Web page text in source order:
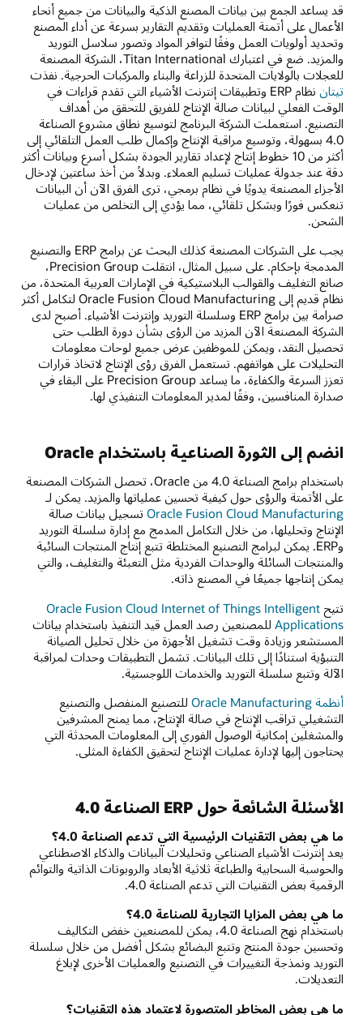
قد يساعد الجمع بين بيانات المصنع الذكية والبيانات من جميع أنحاء
الأعمال على أتمتة العمليات وتقديم التقارير بسرعة عن أداء المصنع
وتحديد أولويات العمل وفقًا لتوافر المواد وتصور سلاسل التوريد
والمزيد. ضع في اعتبارك Titan International، الشركة المصنعة
للعجلات بالولايات المتحدة للزراعة والبناء والمركبات الحرجية. نفذت
تيتان
نظام ERP وتطبيقات إنترنت الأشياء التي تقدم قراءات في
الوقت الفعلي لبيانات صالة الإنتاج للفريق للتحقق من أهداف
التصنيع. استعملت الشركة البرنامج لتوسيع نطاق مشروع الصناعة
4.0 بسهولة، وتوسيع مراقبة الإنتاج وإكمال طلب العمل التلقائي إلى
أكثر من 10 خطوط إنتاج لإعداد تقارير الجودة بشكل أسرع وبيانات أكثر
دقة عند جدولة عمليات تسليم العملاء. وبدلاً من أخذ ساعتين لإدخال
الأجزاء المصنعة يدويًا في نظام برمجي، ترى الفرق الآن أن البيانات
تنعكس فورًا وبشكل تلقائي، مما يؤدي إلى التخلص من عمليات
الشحن.
يجب على الشركات المصنعة كذلك البحث عن برامج ERP والتصنيع
المدمجة بإحكام. على سبيل المثال، انتقلت Precision Group،
صانع التغليف والقوالب البلاستيكية في الإمارات العربية المتحدة، من
نظام قديم إلى Oracle Fusion Cloud Manufacturing لتكامل أكثر
صرامة بين برامج ERP وسلسلة التوريد وإنترنت الأشياء. أصبح لدى
الشركة المصنعة الآن المزيد من الرؤى بشأن دورة الطلب حتى
تحصيل النقد، ويمكن للموظفين عرض جميع لوحات معلومات
التحليلات على هواتفهم. تستعمل الفرق رؤى الإنتاج لاتخاذ قرارات
تعزز السرعة والكفاءة، ما يساعد Precision Group على البقاء في
صدارة المنافسين، وفقًا لمدير المعلومات التنفيذي لها.
انضم إلى الثورة الصناعية باستخدام Oracle
باستخدام برامج الصناعة 4.0 من Oracle، تحصل الشركات المصنعة
على الأتمتة والرؤى حول كيفية تحسين عملياتها والمزيد. يمكن لـ
Oracle Fusion Cloud Manufacturing تسجيل بيانات صالة
الإنتاج وتحليلها، من خلال التكامل المدمج مع إدارة سلسلة التوريد
وERP. يمكن لبرامج التصنيع المختلطة تتبع إنتاج المنتجات السائبة
والمنتجات السائلة والوحدات الفردية مثل التعبئة والتغليف، والتي
يمكن إنتاجها جميعًا في المصنع ذاته.
تتيح Oracle Fusion Cloud Internet of Things Intelligent
Applications للمصنعين رصد العمل قيد التنفيذ باستخدام بيانات
المستشعر وزيادة وقت تشغيل الأجهزة من خلال تحليل الصيانة
التنبؤية استنادًا إلى تلك البيانات. تشمل التطبيقات وحدات لمراقبة
الآلة وتتبع سلسلة التوريد والخدمات اللوجستية.
أنظمة Oracle Manufacturing
للتصنيع المنفصل والتصنيع
التشغيلي تراقب الإنتاج في صالة الإنتاج، مما يمنح المشرفين
والمشغلين إمكانية الوصول الفوري إلى المعلومات المحدثة التي
يحتاجون إليها لإدارة عمليات الإنتاج لتحقيق الكفاءة المثلى.
الأسئلة الشائعة حول ERP الصناعة 4.0
ما هي بعض التقنيات الرئيسية التي تدعم الصناعة 4.0؟
يعد إنترنت الأشياء الصناعي وتحليلات البيانات والذكاء الاصطناعي
والحوسبة السحابية والطباعة ثلاثية الأبعاد والروبوتات الذاتية والتوائم
الرقمية بعض التقنيات التي تدعم الصناعة 4.0.
ما هي بعض المزايا التجارية للصناعة 4.0؟
باستخدام نهج الصناعة 4.0، يمكن للمصنعين خفض التكاليف
وتحسين جودة المنتج وتتبع البضائع بشكل أفضل من خلال سلسلة
التوريد ونمذجة التغييرات في التصنيع والعمليات الأخرى لإبلاغ
التعديلات.
ما هي بعض المخاطر المتصورة لاعتماد هذه التقنيات؟